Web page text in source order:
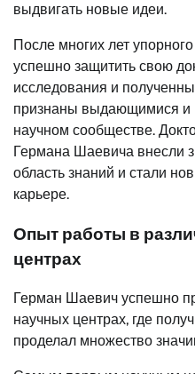
выдвигать новые идеи.
После многих лет
успешно защитить свою
исследования и
признаны выдающимися и
научном сообществе.
Германа Шаевича внесли
область знаний и стали
карьере.
Опыт работы в
центрах
Герман Шаевич успешно
научных центрах, где
проделал множество